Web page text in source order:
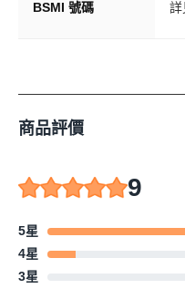
BSMI 號碼 詳
商品評價
9
5星
4星
3星